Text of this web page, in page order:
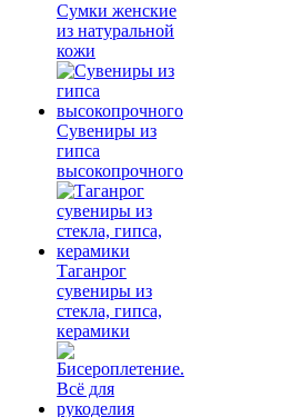
Сумки женские
из натуральной
кожи
Сувениры из
гипса
высокопрочного
Таганрог
сувениры из
стекла, гипса,
керамики